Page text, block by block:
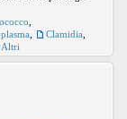
Clamidia
Altri